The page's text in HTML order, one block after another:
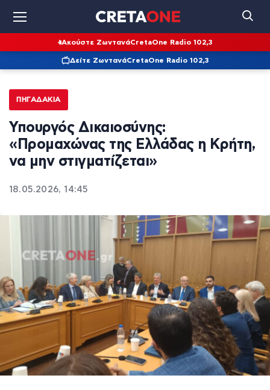
Ακούστε ΖωντανάCretaOne Radio 102,3
Δείτε ΖωντανάCretaOne Radio 102,3
ΠΗΓΑΔΆΚΙΑ
Υπουργός Δικαιοσύνης:
«Προμαχώνας της Ελλάδας η Κρήτη,
να μην στιγματίζεται»
18.05.2026, 14:45